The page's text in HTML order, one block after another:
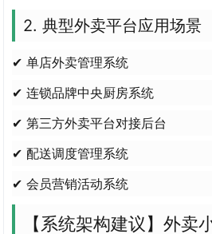
2. 典型外卖平台应用场景
✔ 单店外卖管理系统
✔ 连锁品牌中央厨房系统
✔ 第三方外卖平台对接后台
✔ 配送调度管理系统
✔ 会员营销活动系统
【系统架构建议】外卖